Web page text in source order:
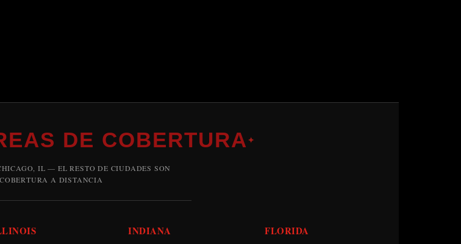
DE COBERTURA ✦
IL — EL RESTO DE CIUDADES SON
COBERTURA A DISTANCIA
INDIANA FLORIDA